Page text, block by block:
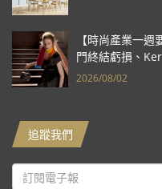
【時尚產業一
門終結虧損、
報亮眼
2026/08/02
追蹤我們